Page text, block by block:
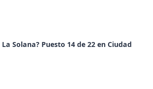
Solana? Puesto 14 de 22 en Ciudad